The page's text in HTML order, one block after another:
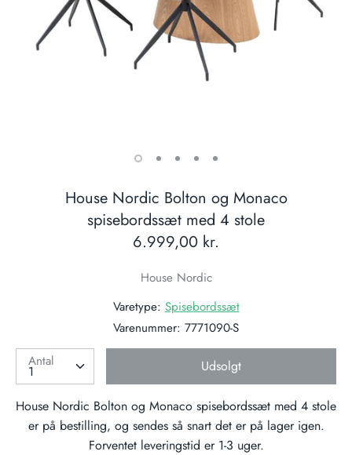
House Nordic Bolton og Monaco
spisebordssæt med 4 stole
6.999,00 kr.
House Nordic
Varetype: Spisebordssæt
Varenummer: 7771090-S
Antal
Udsolgt
House Nordic Bolton og Monaco spisebordssæt med 4 stole
er på bestilling, og sendes så snart det er på lager igen.
Forventet leveringstid er 1-3 uger.